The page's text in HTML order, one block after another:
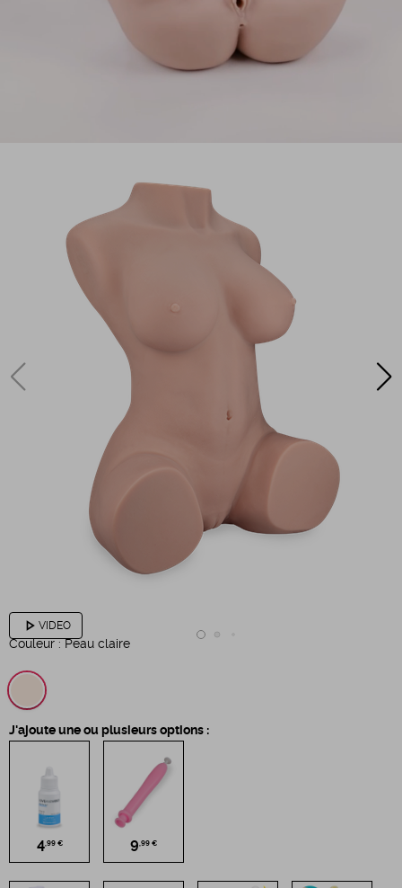
play_arrow VIDEO
Couleur : Peau claire
J'ajoute une ou plusieurs options :
4,99 € 9,99 €